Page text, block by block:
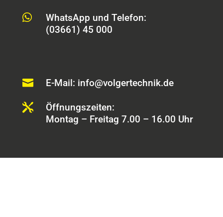

WhatsApp und Telefon:
(03661) 45 000
 E-Mail: info@volgertechnik.de

Öffnungszeiten:
Montag – Freitag 7.00 – 16.00 Uhr